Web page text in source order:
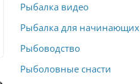
Рыбалка видео
Рыбалка для начинающих
Рыбоводство
Рыболовные снасти